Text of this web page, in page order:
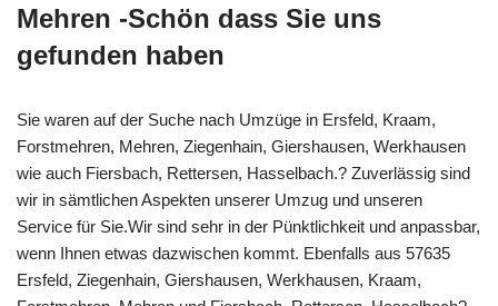
Mehren -Schön dass Sie uns
gefunden haben
Sie waren auf der Suche nach Umzüge in Ersfeld, Kraam,
Forstmehren, Mehren, Ziegenhain, Giershausen, Werkhausen
wie auch Fiersbach, Rettersen, Hasselbach.? Zuverlässig sind
wir in sämtlichen Aspekten unserer Umzug und unseren
Service für Sie.Wir sind sehr in der Pünktlichkeit und anpassbar,
wenn Ihnen etwas dazwischen kommt. Ebenfalls aus 57635
Ersfeld, Ziegenhain, Giershausen, Werkhausen, Kraam,